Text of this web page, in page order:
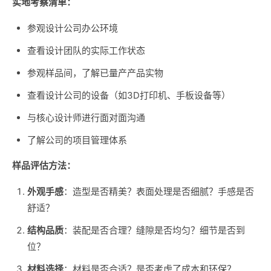
参观设计公司办公环境
查看设计团队的实际工作状态
参观样品间，了解已量产产品实物
查看设计公司的设备（如3D打印机、手板设备等）
与核心设计师进行面对面沟通
了解公司的项目管理体系
样品评估方法：
外观手感：造型是否精美？表面处理是否细腻？手感是否
舒适？
结构品质：装配是否合理？缝隙是否均匀？细节是否到
位？